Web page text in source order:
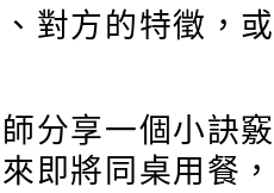
對方的特徵，
分享一個小訣
即將同桌用餐